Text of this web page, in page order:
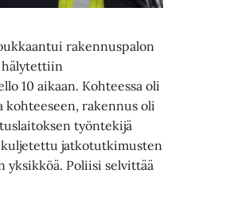
rakennuspalon
hälytettiin
10 aikaan. Kohteessa oli
kohteeseen, rakennus oli
työntekijä
jatkotutkimusten
yksikköä. Poliisi selvittää